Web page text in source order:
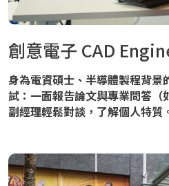
創意電子 CAD
身為電資碩士、半導體製程背景
試：一面報告論文與專業問答（
副經理輕鬆對談，了解個人特質